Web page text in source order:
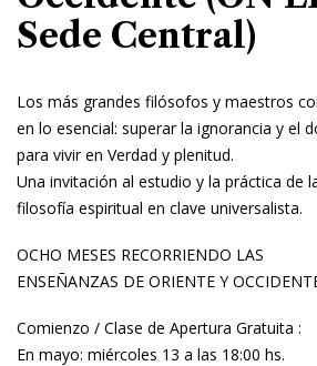
CONTACTO
Sede Central)
Los más grandes filósofos y maestros
en lo esencial: superar la ignorancia y el
para vivir en Verdad y plenitud.
Una invitación al estudio y la práctica de
filosofía espiritual en clave universalista.
OCHO MESES RECORRIENDO LAS
ENSEÑANZAS DE ORIENTE Y
Comienzo / Clase de Apertura Gratuita :
En mayo: miércoles 13 a las 18:00 hs.